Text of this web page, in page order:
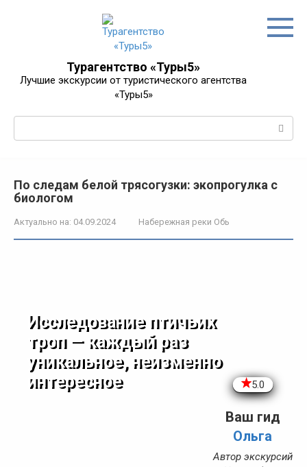
Турагентство «Туры5»
Лучшие экскурсии от туристического агентства
«Туры5»
По следам белой трясогузки: экопрогулка с
биологом
Актуально на: 04.09.2024 Набережная реки Обь
Исследование птичьих
троп — каждый раз
уникальное, неизменно
интересное
5.0
Ваш гид
Ольга
Автор экскурсий